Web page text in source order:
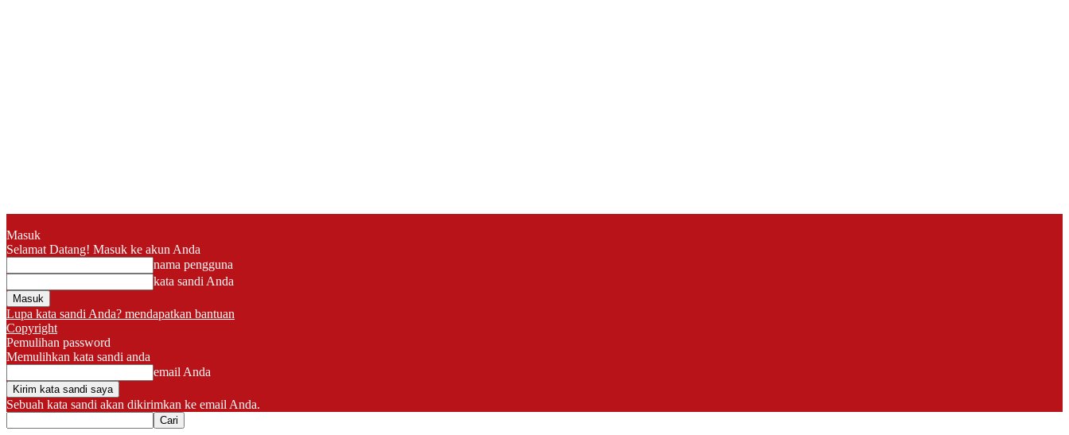
Masuk
Selamat Datang! Masuk ke akun Anda
nama pengguna
kata sandi Anda
Lupa kata sandi Anda? mendapatkan bantuan
Copyright
Pemulihan password
Memulihkan kata sandi anda
email Anda
Sebuah kata sandi akan dikirimkan ke email Anda.